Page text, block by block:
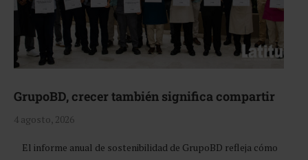
GrupoBD, crecer también significa compartir
4 agosto, 2026
El informe anual de sostenibilidad de GrupoBD refleja cómo